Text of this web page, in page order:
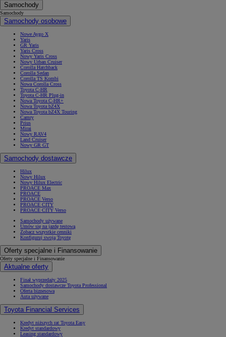
Samochody
Samochody
Samochody osobowe
Nowe Aygo X
Yaris
GR Yaris
Yaris Cross
Nowy Yaris Cross
Nowy Urban Cruiser
Corolla Hatchback
Corolla Sedan
Corolla TS Kombi
Nowa Corolla Cross
Toyota C-HR
Toyota C-HR Plug-in
Nowa Toyota C-HR+
Nowa Toyota bZ4X
Nowa Toyota bZ4X Touring
Camry
Prius
Mirai
Nowy RAV4
Land Cruiser
Nowy GR GT
Samochody dostawcze
Hilux
Nowy Hilux
Nowy Hilux Electric
PROACE Max
PROACE
PROACE Verso
PROACE CITY
PROACE CITY Verso
Samochody używane
Umów się na jazdę testową
Zobacz wszystkie cenniki
Konfiguruj swoją Toyotę
Oferty specjalne i Finansowanie
Oferty specjalne i Finansowanie
Aktualne oferty
Finał wyprzedaży 2025
Samochody dostawcze Toyota Professional
Oferta biznesowa
Auta używane
Toyota Financial Services
Kredyt niższych rat Toyota Easy
Kredyt standardowy
Leasing standardowy